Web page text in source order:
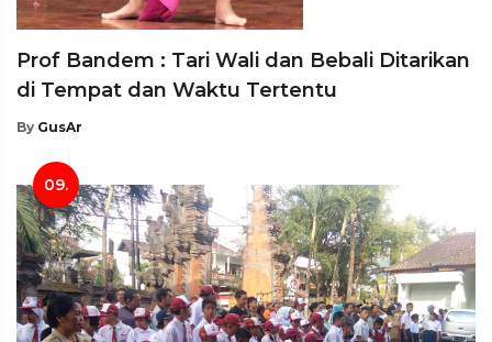
Prof Bandem : Tari Wali dan Bebali Ditarikan
di Tempat dan Waktu Tertentu
By GusAr
09.